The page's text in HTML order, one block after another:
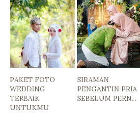
PAKET FOTO
WEDDING
TERBAIK
UNTUKMU
SIRAMAN
PENGANTIN PRIA
SEBELUM PERN...